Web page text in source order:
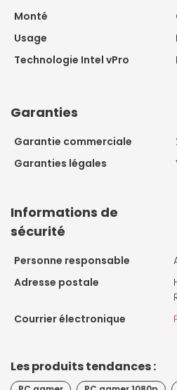
Monté
Usage
Technologie Intel vPro
Garanties
Garantie commerciale
Garanties légales
Informations de
sécurité
Personne responsable
Adresse postale
Courrier électronique
Les produits tendances :